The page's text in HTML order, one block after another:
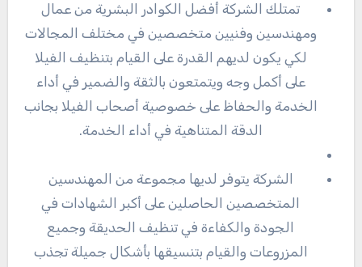
تمتلك الشركة أفضل الكوادر البشرية من عمال
ومهندسين وفنيين متخصصين في مختلف المجالات
لكي يكون لديهم القدرة على القيام بتنظيف الفيلا
على أكمل وجه ويتمتعون بالثقة والضمير في أداء
الخدمة والحفاظ على خصوصية أصحاب الفيلا بجانب
الدقة المتناهية في أداء الخدمة.
الشركة يتوفر لديها مجموعة من المهندسين
المتخصصين الحاصلين على أكبر الشهادات في
الجودة والكفاءة في تنظيف الحديقة وجميع
المزروعات والقيام بتنسيقها بأشكال جميلة تجذب